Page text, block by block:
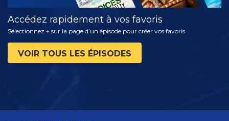
Accédez rapidement à vos favoris
Sélectionnez + sur la page d’un épisode pour créer vos favoris
VOIR TOUS LES ÉPISODES